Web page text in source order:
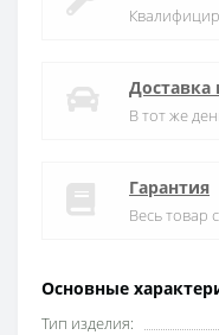
Основные
Тип изделия:
Доставка
В тот же
Гарантия
Весь товар